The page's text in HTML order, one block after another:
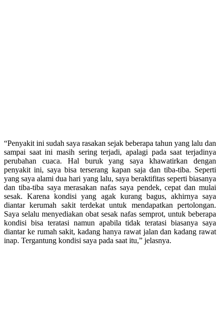
“Penyakit ini sudah saya rasakan sejak beberapa tahun yang lalu dan
sampai saat ini masih sering terjadi, apalagi pada saat terjadinya
perubahan cuaca. Hal buruk yang saya khawatirkan dengan
penyakit ini, saya bisa terserang kapan saja dan tiba-tiba. Seperti
yang saya alami dua hari yang lalu, saya beraktifitas seperti biasanya
dan tiba-tiba saya merasakan nafas saya pendek, cepat dan mulai
sesak. Karena kondisi yang agak kurang bagus, akhirnya saya
diantar kerumah sakit terdekat untuk mendapatkan pertolongan.
Saya selalu menyediakan obat sesak nafas semprot, untuk beberapa
kondisi bisa teratasi namun apabila tidak teratasi biasanya saya
diantar ke rumah sakit, kadang hanya rawat jalan dan kadang rawat
inap. Tergantung kondisi saya pada saat itu,” jelasnya.